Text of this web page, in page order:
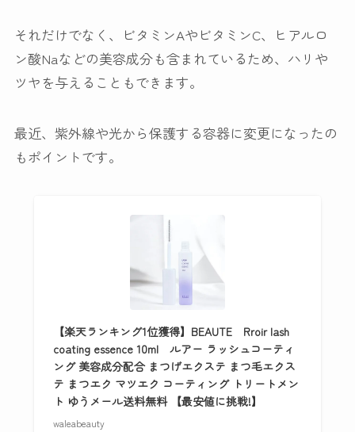
それだけでなく、ビタミンAやビタミンC、ヒアルロ
ン酸Naなどの美容成分も含まれている ため、ハリや
ツヤを与えることもできます。
最近、紫外線や光から保護する容器に変更になったの
もポイントです。
【楽天ランキング1位獲得】BEAUTE Rroir lash
coating essence 10ml ルアー ラッシュコーティ
ング 美容成分配合 まつげエクステ まつ毛エクス
テ まつエク マツエク コーティング トリートメン
ト ゆうメール送料無料 【最安値に挑戦!】
waleabeauty